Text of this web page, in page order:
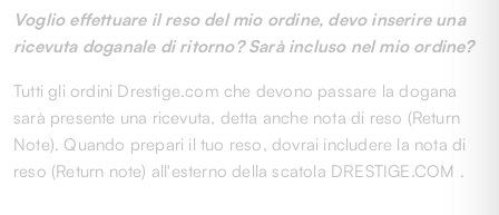
Voglio effettuare il reso del mio ordine, devo inserire una
ricevuta doganale di ritorno? Sarà incluso nel mio ordine?
Tutti gli ordini Drestige.com che devono passare la dogana
sarà presente una ricevuta, detta anche nota di reso (Return
Note). Quando prepari il tuo reso, dovrai includere la nota di
reso (Return note) all'esterno della scatola DRESTIGE.COM .